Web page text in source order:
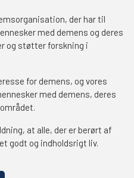
der har til
med demens og deres
og støtter forskning i
for demens, og vores
med demens, deres
at alle, der er berørt af
godt og indholdsrigt liv.